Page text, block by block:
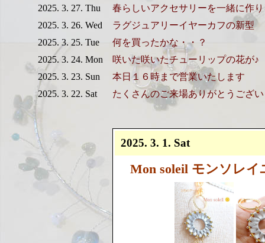
2025. 3. 27. Thu
春らしいアクセサリーを一緒に作
2025. 3. 26. Wed
ラグジュアリーイヤーカフの新型
2025. 3. 25. Tue
何を買ったかな・・？
2025. 3. 24. Mon
咲いた咲いたチューリップの花が♪
2025. 3. 23. Sun
本日１６時まで営業いたします
2025. 3. 22. Sat
たくさんのご来場ありがとうござ
2025. 3. 1. Sat
Mon soleil モンソレイ